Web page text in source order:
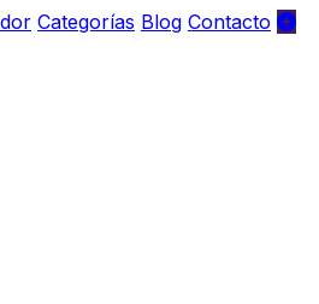
Categorías Blog Contacto